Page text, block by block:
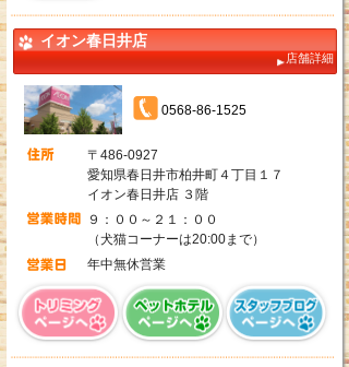
イオン春日井店
店舗詳細
0568-86-1525
〒486-0927
愛知県春日井市柏井町４丁目１７
イオン春日井店 ３階
９：００～２１：００
（犬猫コーナーは20:00まで）
年中無休営業